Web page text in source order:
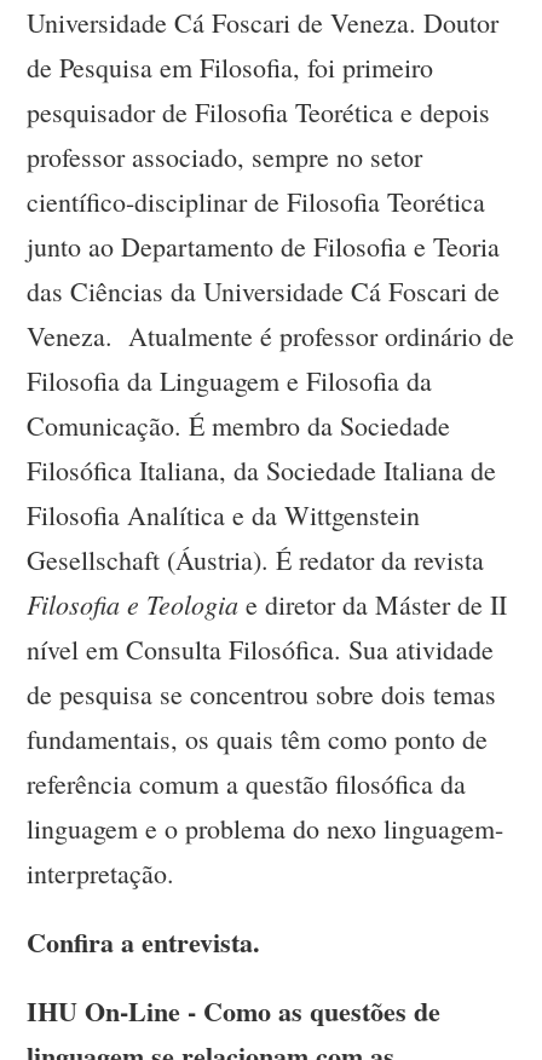
Universidade Cá Foscari de Veneza. Doutor
de Pesquisa em Filosofia, foi primeiro
pesquisador de Filosofia Teorética e depois
professor associado, sempre no setor
científico-disciplinar de Filosofia Teorética
junto ao Departamento de Filosofia e Teoria
das Ciências da Universidade Cá Foscari de
Veneza. Atualmente é professor ordinário de
Filosofia da Linguagem e Filosofia da
Comunicação. É membro da Sociedade
Filosófica Italiana, da Sociedade Italiana de
Filosofia Analítica e da Wittgenstein
Gesellschaft (Áustria). É redator da revista
Filosofia e Teologia e diretor da Máster de II
nível em Consulta Filosófica. Sua atividade
de pesquisa se concentrou sobre dois temas
fundamentais, os quais têm como ponto de
referência comum a questão filosófica da
linguagem e o problema do nexo linguagem-
interpretação.
Confira a entrevista.
IHU On-Line - Como as questões de